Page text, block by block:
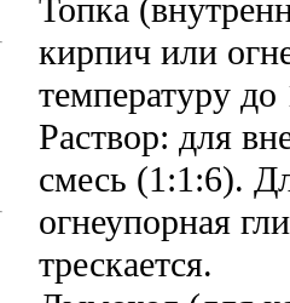
Топка
кирпич или
температуру до
Раствор: для
смесь (1:1:6).
огнеупорная
трескается.